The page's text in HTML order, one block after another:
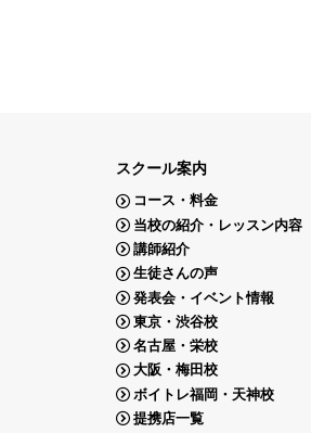
スクール案内
コース・料金
当校の紹介・レッスン内容
講師紹介
生徒さんの声
発表会・イベント情報
東京・渋谷校
名古屋・栄校
大阪・梅田校
ボイトレ福岡・天神校
提携店一覧